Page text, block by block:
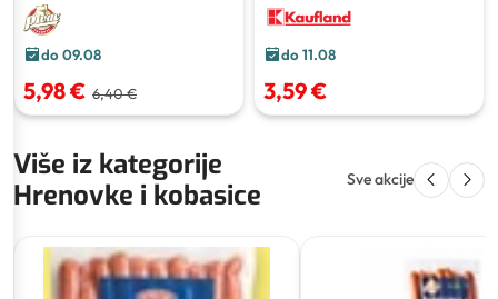
do 09.08
5,98 € 6,40 €
do 11.08
3,59 €
Više iz kategorije
Hrenovke i kobasice
Sve akcije